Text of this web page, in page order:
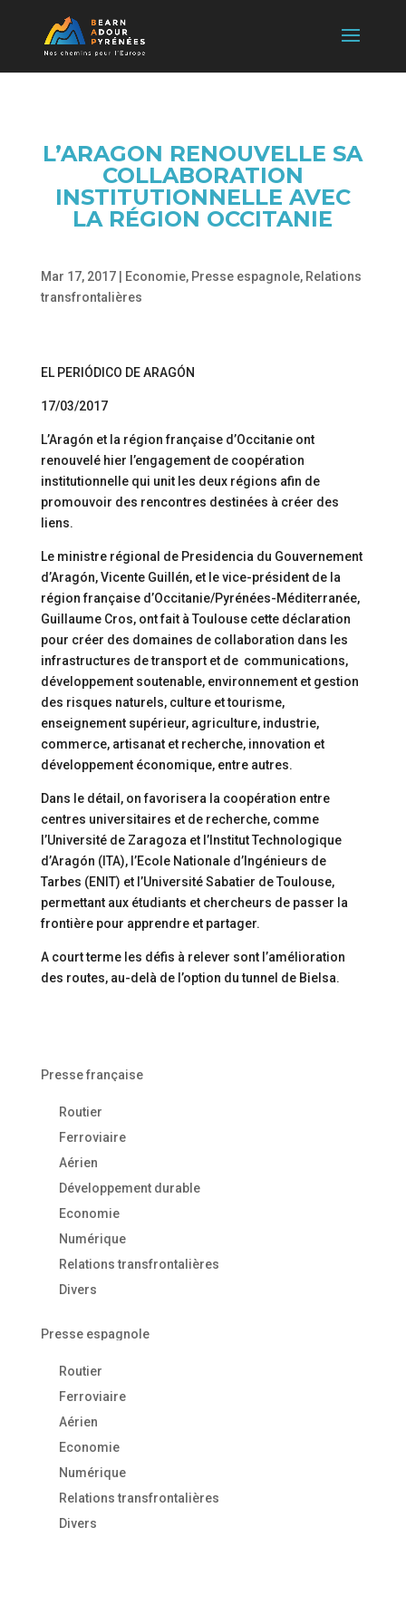
L’ARAGON RENOUVELLE SA
COLLABORATION
INSTITUTIONNELLE AVEC
LA RÉGION OCCITANIE
Mar 17, 2017| Economie, Presse espagnole, Relations
transfrontalières
EL PERIÓDICO DE ARAGÓN
17/03/2017
L’Aragón et la région française d’Occitanie ont
renouvelé hier l’engagement de coopération
institutionnelle qui unit les deux régions afin de
promouvoir des rencontres destinées à créer des
liens.
Le ministre régional de Presidencia du Gouvernement
d’Aragón, Vicente Guillén, et le vice-président de la
région française d’Occitanie/Pyrénées-Méditerranée,
Guillaume Cros, ont fait à Toulouse cette déclaration
pour créer des domaines de collaboration dans les
infrastructures de transport et de communications,
développement soutenable, environnement et gestion
des risques naturels, culture et tourisme,
enseignement supérieur, agriculture, industrie,
commerce, artisanat et recherche, innovation et
développement économique, entre autres.
Dans le détail, on favorisera la coopération entre
centres universitaires et de recherche, comme
l’Université de Zaragoza et l’Institut Technologique
d’Aragón (ITA), l’Ecole Nationale d’Ingénieurs de
Tarbes (ENIT) et l’Université Sabatier de Toulouse,
permettant aux étudiants et chercheurs de passer la
frontière pour apprendre et partager.
A court terme les défis à relever sont l’amélioration
des routes, au-delà de l’option du tunnel de Bielsa.
Presse française
Routier
Ferroviaire
Aérien
Développement durable
Economie
Numérique
Relations transfrontalières
Divers
Presse espagnole
Routier
Ferroviaire
Aérien
Economie
Numérique
Relations transfrontalières
Divers